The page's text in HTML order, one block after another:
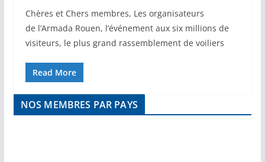
Chères et Chers membres, Les organisateurs
de l’Armada Rouen, l’événement aux six millions de
visiteurs, le plus grand rassemblement de voiliers
Read More
NOS MEMBRES PAR PAYS